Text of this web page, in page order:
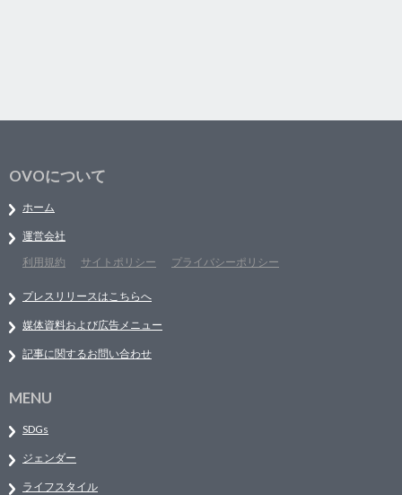
OVOについて
ホーム
運営会社
利用規約
サイトポリシー プライバシーポリシー
プレスリリースはこちらへ
媒体資料および広告メニュー
記事に関するお問い合わせ
MENU
SDGs
ジェンダー
ライフスタイル